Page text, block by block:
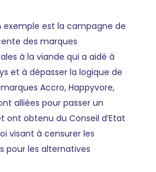
exemple est la campagne de
des marques
à la viande qui a aidé à
et à dépasser la logique de
Accro, Happyvore,
alliées pour passer un
ont obtenu du Conseil d’Etat
visant à censurer les
pour les alternatives